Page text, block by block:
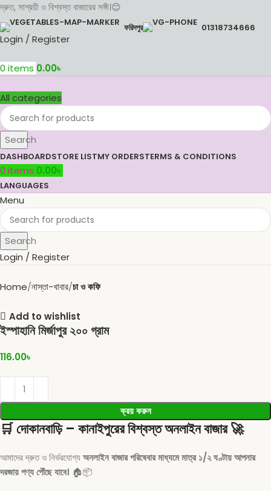
দ্রুত, সাশ্রয়ী ও বিশ্বস্ত বাজারের সঙ্গী।😊
ফরিদপুর 01318734666
Login / Register
0 items 0.00৳
All categories
Search
DASHBOARDSTORE LISTMY ORDERSTERMS & CONDITIONS
0 items 0.00৳
LANGUAGES
Menu
Search
Login / Register
Home নাস্তা-খাবার চা ও কফি
Add to wishlist
ইস্পাহানি মির্জাপুর ২০০ গ্রাম
116.00৳
ক্রয় করুন
🛒দোকানবাড়ি – কানাইপুরের বিশ্বস্ত অনলাইন বাজার🚀
আমাদের দ্রুত ও নির্ভরযোগ্যঅনলাইন বাজার পরিষেবার মাধ্যমে মাত্র ১/২ ঘণ্টায় আপনার
দরজায় পণ্য পৌঁছে যাবে। 🏠📦